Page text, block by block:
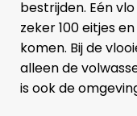
bestrijden. Eén
zeker 100 eitjes
komen. Bij de
alleen de
is ook de